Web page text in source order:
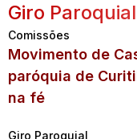
Giro Paroquial
Comissões
Movimento de
paróquia de
na fé
Giro Paroquial